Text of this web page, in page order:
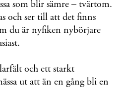
som blir sämre – tvärtom.
och ser till att det finns
du är nyfiken nybörjare
och ett starkt
ut att än en gång bli en